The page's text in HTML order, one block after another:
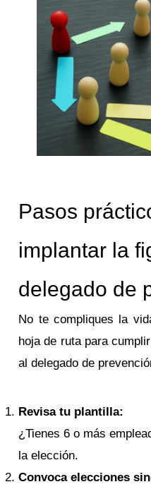
Pasos
implantar la
delegado de
No te compliques la
hoja de ruta para
al delegado de
Revisa tu plantilla:
¿Tienes 6 o más
la elección.
Convoca elecciones